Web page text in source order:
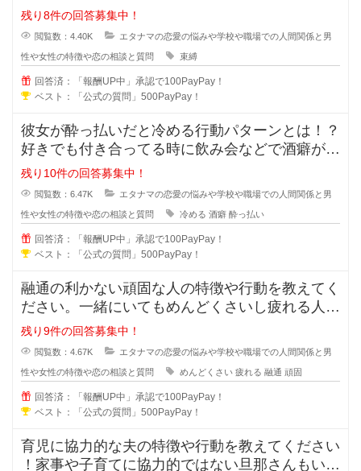
もいますよね？彼氏彼女の関係にな
残り8件の回答募集中！
閲覧数：4.40K エタナマの恋愛の悩みや学校や職場での人間関係と男
性や女性の特徴や恋の相談と質問 束縛
回答済：「報酬UP中」承認で100PayPay！
ベスト：「公式の質問」500PayPay！
彼女が酔っ払いだと冷める行動パターンとは！？
好きでも付き合ってる時に飲み会などで酒癖が悪
い彼女だと冷めたり、引いたりしま
残り10件の回答募集中！
閲覧数：6.47K エタナマの恋愛の悩みや学校や職場での人間関係と男
性や女性の特徴や恋の相談と質問 冷める 酒癖 酔っ払い
回答済：「報酬UP中」承認で100PayPay！
ベスト：「公式の質問」500PayPay！
融通の利かない頑固な人の特徴や行動を教えてく
ださい。一緒にいてもめんどくさいし疲れる人っ
ていますよね？男性も女性にもいる
残り9件の回答募集中！
閲覧数：4.67K エタナマの恋愛の悩みや学校や職場での人間関係と男
性や女性の特徴や恋の相談と質問 めんどくさい 疲れる 融通 頑固
回答済：「報酬UP中」承認で100PayPay！
ベスト：「公式の質問」500PayPay！
育児に協力的な夫の特徴や行動を教えてください
！家事や子育てに協力的ではない旦那さんもいま